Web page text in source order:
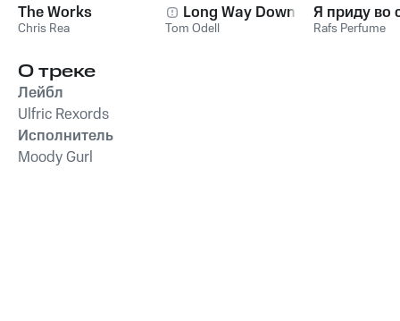
The Works
Chris Rea
Long Way Down
Tom Odell
Я приду во
Rafs Perfume
О треке
Лейбл
Ulfric Rexords
Исполнитель
Moody Gurl